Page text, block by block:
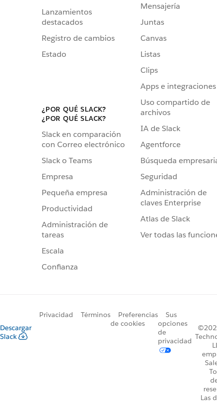
Lanzamientos
destacados
Registro de cambios
Estado
¿POR QUÉ SLACK?
¿POR QUÉ SLACK?
Slack en comparación
con Correo electrónico
Slack o Teams
Empresa
Pequeña empresa
Productividad
Administración de
tareas
Escala
Confianza
Mensajería
Juntas
Canvas
Listas
Clips
Apps e integraciones
Uso compartido de
archivos
IA de Slack
Agentforce
Búsqueda
Seguridad
Administración de
claves Enterprise
Atlas de Slack
Ver todas las
Descargar
Slack
Privacidad Términos
Preferencias
de cookies
Sus
opciones
de
privacidad
Las